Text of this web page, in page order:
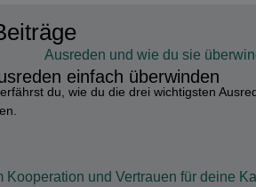
einfach überwinden
du, wie du die drei wichtigsten